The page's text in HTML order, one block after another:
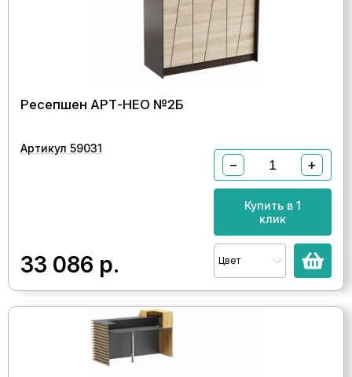
Ресепшен АРТ-НЕО №2Б
Артикул 59031
33 086 р.
− +
Купить в 1
клик
Цвет